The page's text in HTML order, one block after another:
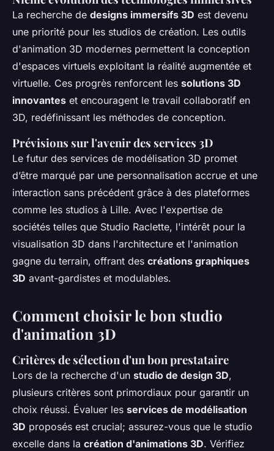
La recherche de designs immersifs 3D est devenu
une priorité pour les studios de création. Les outils
d'animation 3D modernes permettent la conception
d'espaces virtuels exploitant la réalité augmentée et
virtuelle. Ces progrès renforcent les solutions 3D
innovantes et encouragent le travail collaboratif en
3D, redéfinissant les méthodes de conception.
Prévisions sur l'avenir des services 3D
Le futur des services de modélisation 3D promet
d’être marqué par une personnalisation accrue et une
interaction sans précédent grâce à des plateformes
comme les studios à Lille. Avec l'expertise de
sociétés telles que Studio Raclette, l'intérêt pour la
visualisation 3D dans l'architecture et l'animation
gagne du terrain, offrant des créations graphiques
3D avant-gardistes et modulables.
Comment choisir le bon studio
d'animation 3D
Critères de sélection d'un bon prestataire
Lors de la recherche d'un studio de design 3D,
plusieurs critères sont primordiaux pour garantir un
choix réussi. Évaluer les services de modélisation
3D proposés est crucial; assurez-vous que le studio
excelle dans la création d'animations 3D. Vérifiez